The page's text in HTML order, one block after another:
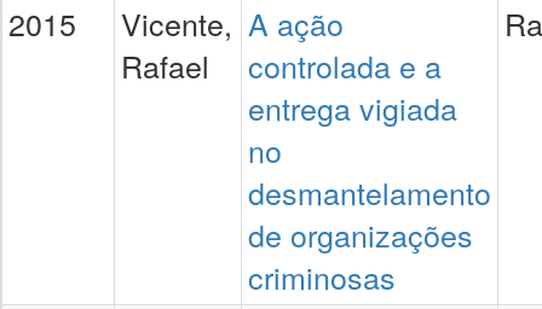
2015
Vicente,
Rafael
A ação
controlada e a
entrega vigiada
no
desmantelamento
de organizações
criminosas